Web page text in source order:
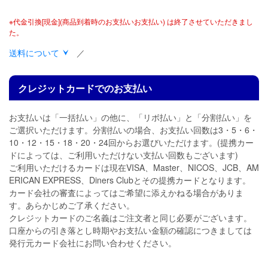
※代金引換[現金](商品到着時のお支払いお支払い) は終了させていただきまし
た。
送料について ／
クレジットカードでのお支払い
お支払いは「一括払い」の他に、「リボ払い」と「分割払い」を
ご選択いただけます。分割払いの場合、お支払い回数は3・5・6・
10・12・15・18・20・24回からお選びいただけます。(提携カー
ドによっては、ご利用いただけない支払い回数もございます)
ご利用いただけるカードは現在VISA、Master、NICOS、JCB、AM
ERICAN EXPRESS、Diners Clubとその提携カードとなります。
カード会社の審査によってはご希望に添えかねる場合がありま
す。あらかじめご了承ください。
クレジットカードのご名義はご注文者と同じ必要がございます。
口座からの引き落とし時期やお支払い金額の確認につきましては
発行元カード会社にお問い合わせください。